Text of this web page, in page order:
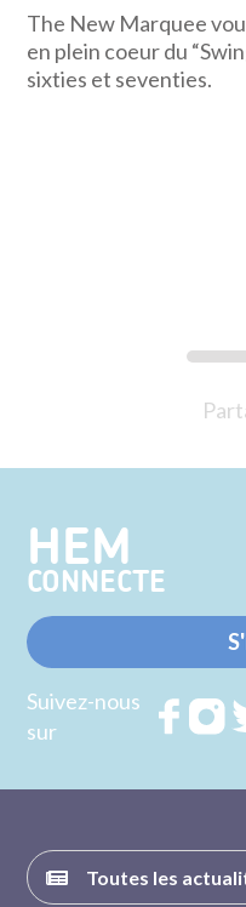
The New Marquee
en plein coeur du
sixties et seventies.
HEM
CONNECTE
Suivez-nous
sur
Toutes les